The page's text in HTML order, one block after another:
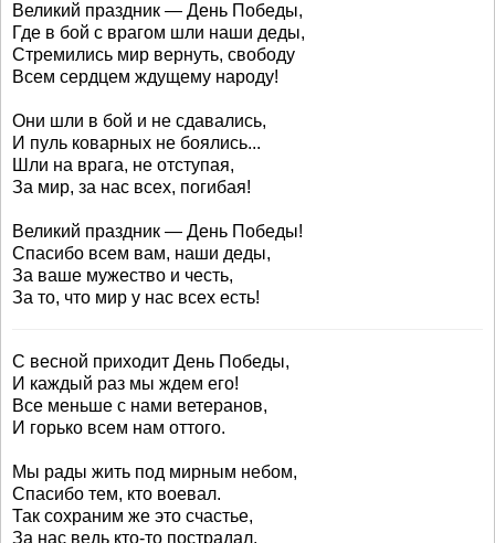
Великий праздник — День Победы,
Где в бой с врагом шли наши деды,
Стремились мир вернуть, свободу
Всем сердцем ждущему народу!
Они шли в бой и не сдавались,
И пуль коварных не боялись...
Шли на врага, не отступая,
За мир, за нас всех, погибая!
Великий праздник — День Победы!
Спасибо всем вам, наши деды,
За ваше мужество и честь,
За то, что мир у нас всех есть!
С весной приходит День Победы,
И каждый раз мы ждем его!
Все меньше с нами ветеранов,
И горько всем нам оттого.
Мы рады жить под мирным небом,
Спасибо тем, кто воевал.
Так сохраним же это счастье,
За нас ведь кто-то пострадал.